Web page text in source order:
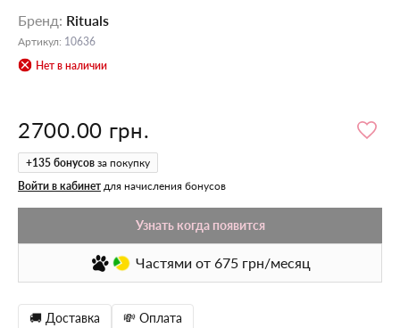
Бренд: Rituals
Артикул: 10636
Нет в наличии
2700.00 грн.
+135 бонусов за покупку
Войти в кабинет для начисления бонусов
Узнать когда появится
Частями от 675 грн/месяц
🚚 Доставка 💸 Оплата